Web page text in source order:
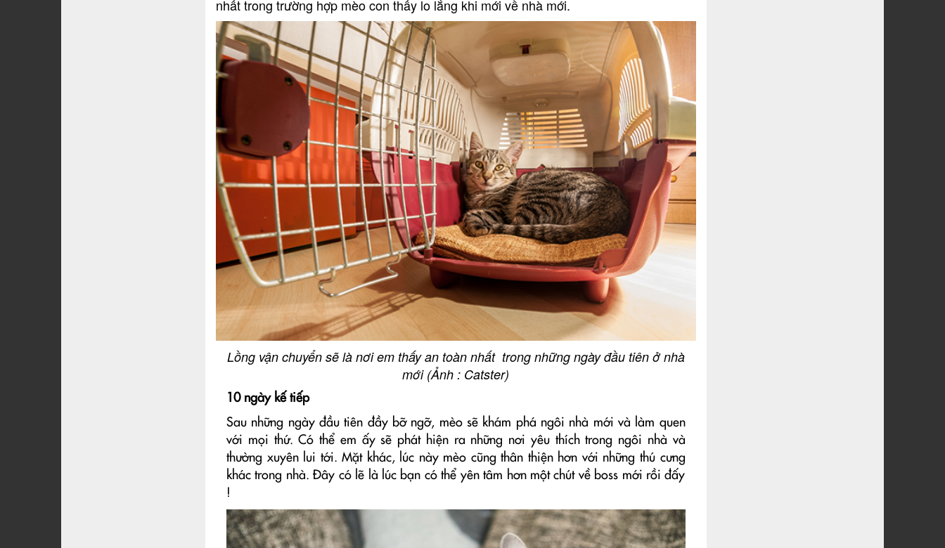
nhất trong trường hợp mèo con thấy lo lắng khi mới về nhà mới.
Lồng vận chuyển sẽ là nơi em thấy an toàn nhất trong những ngày đầu tiên ở nhà
mới (Ảnh : Catster)
10 ngày kế tiếp
Sau những ngày đầu tiên đầy bỡ ngỡ, mèo sẽ khám phá ngôi nhà mới và làm quen
với mọi thứ. Có thể em ấy sẽ phát hiện ra những nơi yêu thích trong ngôi nhà và
thường xuyên lui tới. Mặt khác, lúc này mèo cũng thân thiện hơn với những thú cưng
khác trong nhà. Đây có lẽ là lúc bạn có thể yên tâm hơn một chút về boss mới rồi đấy
!